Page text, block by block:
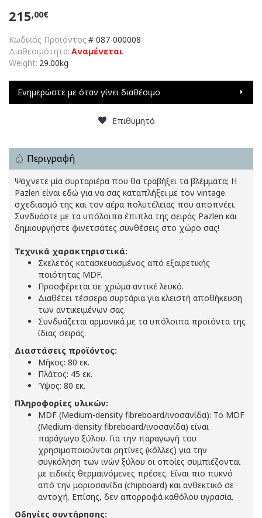
Κωδικός Προϊόντος # 087-000008
Διαθεσιμότητα: Αναμένεται
Weight: 29.00kg
215,00€
Ενημερώστε με όταν γίνει διαθέσιμο
Επιθυμητό
Περιγραφή
Ψάχνετε μία συρταριέρα που θα τραβήξει τα βλέμματα; Η
Pazlen είναι εδώ για να σας καταπλήξει με τον vintage
σχεδιασμό της και τον αέρα πολυτέλειας που αποπνέει.
Συνδυάστε με τα υπόλοιπα έπιπλα της σειράς Pazlen και
δημιουργήστε φινετσάτες συνθέσεις στο χώρο σας!
Τεχνικά χαρακτηριστικά:
Σκελετός κατασκευασμένος από εξαιρετικής
ποιότητας MDF.
Προσφέρεται σε χρώμα αντικέ λευκό.
Διαθέτει τέσσερα συρτάρια για κλειστή αποθήκευση
των αντικειμένων σας.
Συνδυάζεται αρμονικά με τα υπόλοιπα προϊόντα της
ίδιας σειράς.
Διαστάσεις προϊόντος:
Μήκος: 80 εκ.
Πλάτος: 45 εκ.
Ύψος: 80 εκ.
Πληροφορίες υλικών:
MDF (Medium-density fibreboard/ινοσανίδα): Το MDF
(Medium-density fibreboard/ινοσανίδα) είναι
παράγωγο ξύλου. Για την παραγωγή του
χρησιμοποιούνται ρητίνες (κόλλες) για την
συγκόληση των ινών ξύλου οι οποίες συμπιέζονται
με ειδικές θερμαινόμενες πρέσες. Είναι πιο πυκνό
από την μοριοσανίδα (chipboard) και ανθεκτικό σε
αντοχή. Επίσης, δεν απορροφά καθόλου υγρασία.
Οδηγίες συντήρησης: